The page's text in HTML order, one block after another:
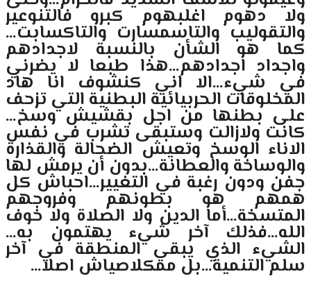
ولا دهوم اغلبهوم كبرو فالتنوعير
والتقوليب والتاسمسارت والتاكسابت…
كما هو الشأن بالنسبة لاجدادهم
واجداد اجدادهم…هذا طبعا لا يضرني
في شيء…الا اني كنشوف انا هاد
المخلوقات الحربيائية البطنية التي تزحف
على بطنها من اجل بقشيش وسخ…
كانت ولازالت وستبقى تشرب في نفس
الاناء الوسخ وتعيش الضحالة والقذارة
والوساخة والعطانة…بدون أن يرمش لها
جفن ودون رغبة في التغيير…احباش كل
همهم هو بطونهم وفروجهم
المتسخة…أما الدين ولا الصلاة ولا خوف
الله…فذلك آخر شيء يهتمون به…
الشيء الذي يبقي المنطقة في آخر
سلم التنمية…بل ممكلاصياش اصلا…